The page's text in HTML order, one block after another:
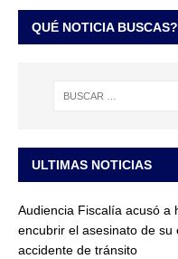
QUÉ NOTICIA BUSCAS?
ULTIMAS NOTICIAS
Audiencia Fiscalía acusó a
encubrir el asesinato de su
accidente de tránsito